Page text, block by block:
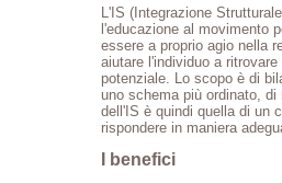
L'IS (Integrazione
l'educazione al movimento
essere a proprio agio nella
aiutare l'individuo a
potenziale. Lo scopo è di
uno schema più ordinato,
dell'IS è quindi quella di un
rispondere in maniera
I benefici